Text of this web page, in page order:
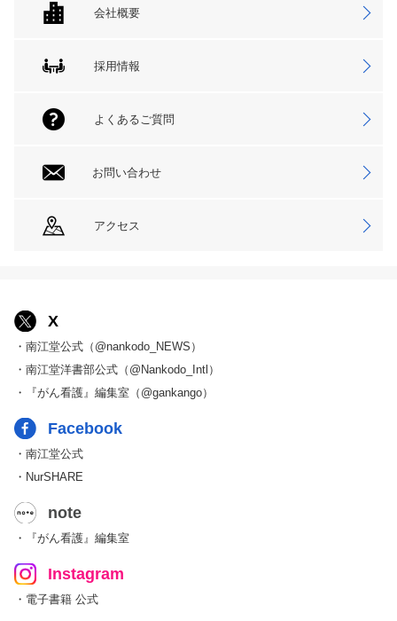
会社概要
採用情報
よくあるご質問
お問い合わせ
アクセス
X
・南江堂公式（@nankodo_NEWS）
・南江堂洋書部公式（@Nankodo_Intl）
・『がん看護』編集室（@gankango）
Facebook
・南江堂公式
・NurSHARE
note
・『がん看護』編集室
Instagram
・電子書籍 公式